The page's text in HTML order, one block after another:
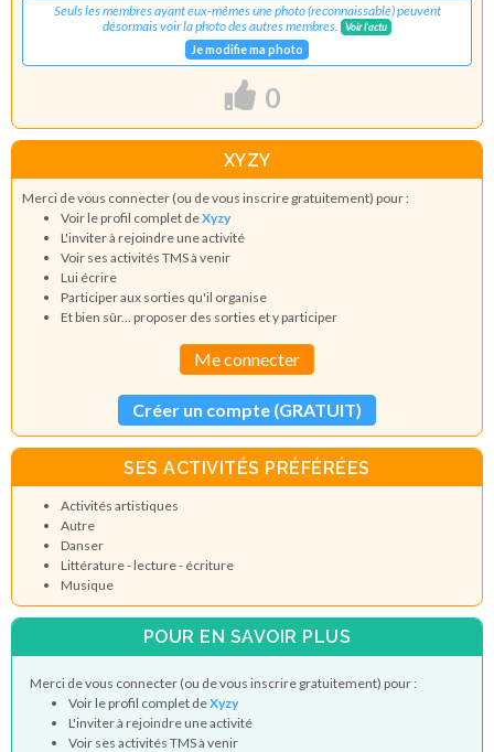
Seuls les membres ayant eux-mêmes une photo (reconnaissable) peuvent
désormais voir la photo des autres membres.
Voir l'actu
Je modifie ma photo
0
XYZY
Merci de vous connecter (ou de vous inscrire gratuitement) pour :
Voir le profil complet deXyzy
L'inviter à rejoindre une activité
Voir ses activités TMS à venir
Lui écrire
Participer aux sorties qu'il organise
Et bien sûr... proposer des sorties et y participer
Me connecter
Créer un compte (GRATUIT)
SES ACTIVITÉS PRÉFÉRÉES
Activités artistiques
Autre
Danser
Littérature - lecture - écriture
Musique
POUR EN SAVOIR PLUS
Merci de vous connecter (ou de vous inscrire gratuitement) pour :
Voir le profil complet deXyzy
L'inviter à rejoindre une activité
Voir ses activités TMS à venir